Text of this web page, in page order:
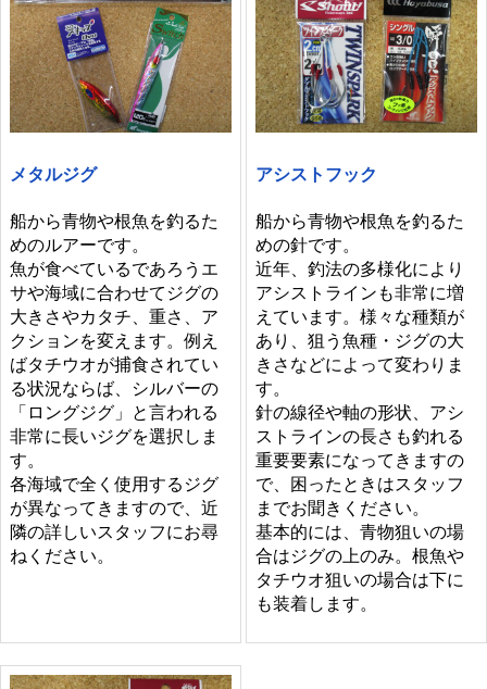
メタルジグ
船から青物や根魚を釣るた
めのルアーです。
魚が食べているであろうエ
サや海域に合わせてジグの
大きさやカタチ、重さ、ア
クションを変えます。例え
ばタチウオが捕食されてい
る状況ならば、シルバーの
「ロングジグ」と言われる
非常に長いジグを選択しま
す。
各海域で全く使用するジグ
が異なってきますので、近
隣の詳しいスタッフにお尋
ねください。
アシストフック
船から青物や根魚を釣るた
めの針です。
近年、釣法の多様化により
アシストラインも非常に増
えています。様々な種類が
あり、狙う魚種・ジグの大
きさなどによって変わりま
す。
針の線径や軸の形状、アシ
ストラインの長さも釣れる
重要要素になってきますの
で、困ったときはスタッフ
までお聞きください。
基本的には、青物狙いの場
合はジグの上のみ。根魚や
タチウオ狙いの場合は下に
も装着します。